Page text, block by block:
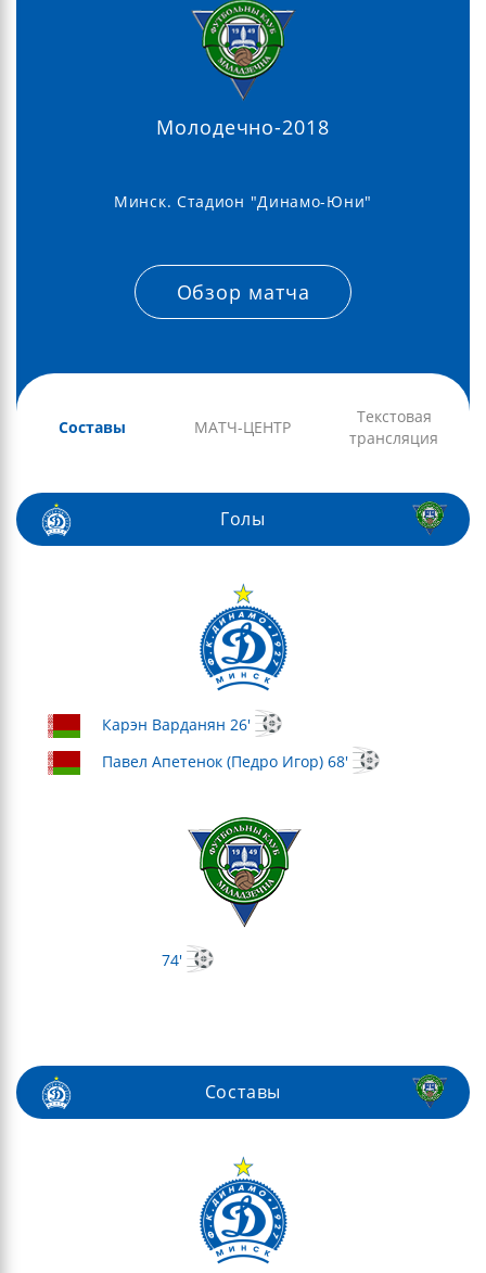
Молодечно-2018
Минск. Стадион "Динамо-Юни"
Обзор матча
Составы МАТЧ-ЦЕНТР
Текстовая
трансляция
Голы
Карэн Варданян 26'
Павел Апетенок (Педро Игор) 68'
74'
Составы